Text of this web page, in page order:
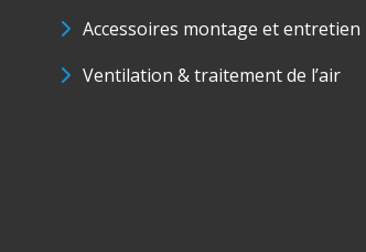
Accessoires montage et entretien
Ventilation & traitement de l’air